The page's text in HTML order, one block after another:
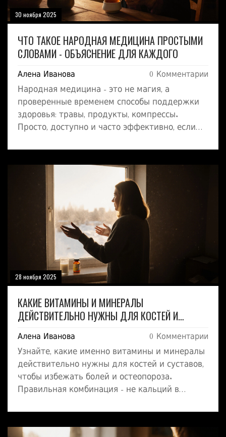
30 ноября 2025
ЧТО ТАКОЕ НАРОДНАЯ МЕДИЦИНА ПРОСТЫМИ
СЛОВАМИ - ОБЪЯСНЕНИЕ ДЛЯ КАЖДОГО
Алена Иванова 0 Комментарии
Народная медицина - это не магия, а
проверенные временем способы поддержки
здоровья: травы, продукты, компрессы.
Просто, доступно и часто эффективно, если
28 ноября 2025
КАКИЕ ВИТАМИНЫ И МИНЕРАЛЫ
ДЕЙСТВИТЕЛЬНО НУЖНЫ ДЛЯ КОСТЕЙ И
СУСТАВОВ
Алена Иванова 0 Комментарии
Узнайте, какие именно витамины и минералы
действительно нужны для костей и суставов,
чтобы избежать болей и остеопороза.
Правильная комбинация - не кальций в